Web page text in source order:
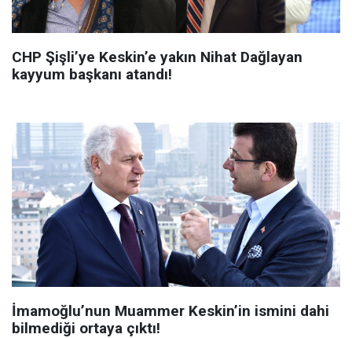
CHP Şişli’ye Keskin’e yakın Nihat Dağlayan
kayyum başkanı atandı!
İmamoğlu’nun Muammer Keskin’in ismini dahi
bilmediği ortaya çıktı!